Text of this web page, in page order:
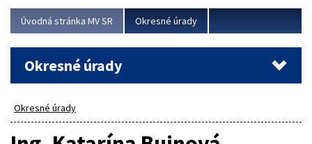
Viac
Úvodná stránka MV SR Okresné úrady
Okresné úrady
Okresné úrady